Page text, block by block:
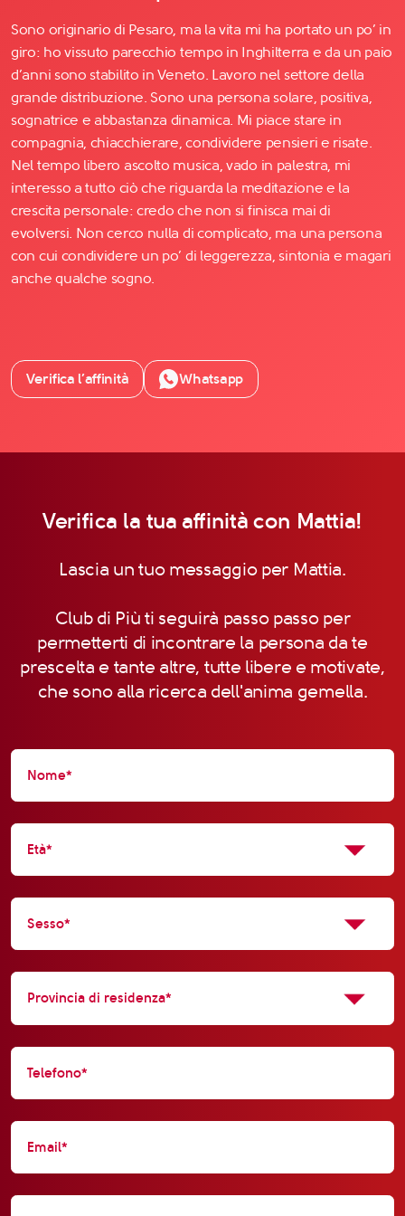
Sono originario di Pesaro, ma la vita mi ha portato un po’ in
giro: ho vissuto parecchio tempo in Inghilterra e da un paio
d’anni sono stabilito in Veneto. Lavoro nel settore della
grande distribuzione. Sono una persona solare, positiva,
sognatrice e abbastanza dinamica. Mi piace stare in
compagnia, chiacchierare, condividere pensieri e risate.
Nel tempo libero ascolto musica, vado in palestra, mi
interesso a tutto ciò che riguarda la meditazione e la
crescita personale: credo che non si finisca mai di
evolversi. Non cerco nulla di complicato, ma una persona
con cui condividere un po’ di leggerezza, sintonia e magari
anche qualche sogno.
Verifica l’affinità Whatsapp
Verifica la tua affinità con Mattia!
Lascia un tuo messaggio per Mattia.
Club di Più ti seguirà passo passo per
permetterti di incontrare la persona da te
prescelta e tante altre, tutte libere e motivate,
che sono alla ricerca dell'anima gemella.